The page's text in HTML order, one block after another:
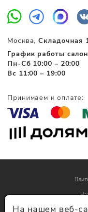
Москва,Складочная
График работы
Пн-Сб 10:00 – 20:00
Вс 11:00 – 19:00
Принимаем к оплате:
На нашем веб-